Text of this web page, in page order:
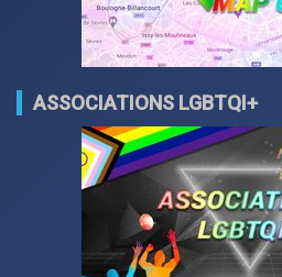
ASSOCIATIONS LGBTQI+